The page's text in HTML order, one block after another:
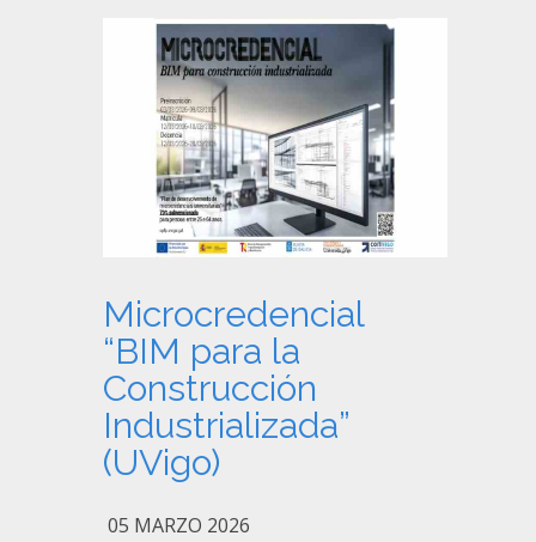
Microcredencial
“BIM para la
Construcción
Industrializada”
(UVigo)
05 MARZO 2026